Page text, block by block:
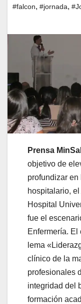
#falcon, #jornada,
Prensa
objetivo de
profundizar
hospitalario, el
Hospital
fue el
Enfermería. El
lema
clínico de la
profesionales
integridad del
formación